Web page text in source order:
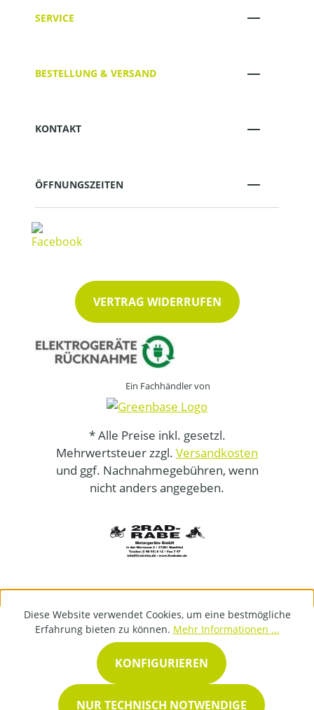
SERVICE
BESTELLUNG & VERSAND
KONTAKT
ÖFFNUNGSZEITEN
VERTRAG WIDERRUFEN
Ein Fachhändler von
* Alle Preise inkl. gesetzl.
Mehrwertsteuer zzgl. Versandkosten
und ggf. Nachnahmegebühren, wenn
nicht anders angegeben.
Diese Website verwendet Cookies, um eine bestmögliche
Erfahrung bieten zu können. Mehr Informationen ...
NUR TECHNISCH NOTWENDIGE
KONFIGURIEREN